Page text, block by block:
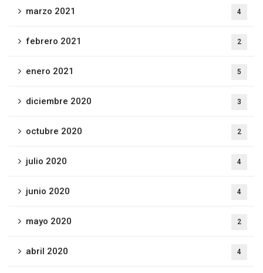
marzo 2021 4
febrero 2021 2
enero 2021 5
diciembre 2020 3
octubre 2020 2
julio 2020 4
junio 2020 4
mayo 2020 2
abril 2020 4